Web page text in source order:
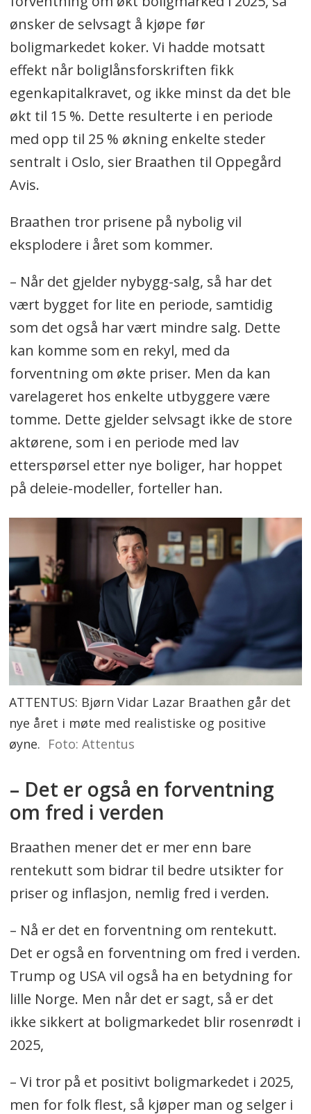
ønsker de selvsagt å kjøpe før
boligmarkedet koker. Vi hadde motsatt
effekt når boliglånsforskriften fikk
egenkapitalkravet, og ikke minst da det ble
økt til 15 %. Dette resulterte i en periode
med opp til 25 % økning enkelte steder
sentralt i Oslo, sier Braathen til Oppegård
Avis.
Braathen tror prisene på nybolig vil
eksplodere i året som kommer.
– Når det gjelder nybygg-salg, så har det
vært bygget for lite en periode, samtidig
som det også har vært mindre salg. Dette
kan komme som en rekyl, med da
forventning om økte priser. Men da kan
varelageret hos enkelte utbyggere være
tomme. Dette gjelder selvsagt ikke de store
aktørene, som i en periode med lav
etterspørsel etter nye boliger, har hoppet
på deleie-modeller, forteller han.
ATTENTUS: Bjørn Vidar Lazar Braathen går det
nye året i møte med realistiske og positive
øyne. Foto: Attentus
– Det er også en forventning
om fred i verden
Braathen mener det er mer enn bare
rentekutt som bidrar til bedre utsikter for
priser og inflasjon, nemlig fred i verden.
– Nå er det en forventning om rentekutt.
Det er også en forventning om fred i verden.
Trump og USA vil også ha en betydning for
lille Norge. Men når det er sagt, så er det
ikke sikkert at boligmarkedet blir rosenrødt i
2025,
– Vi tror på et positivt boligmarkedet i 2025,
men for folk flest, så kjøper man og selger i